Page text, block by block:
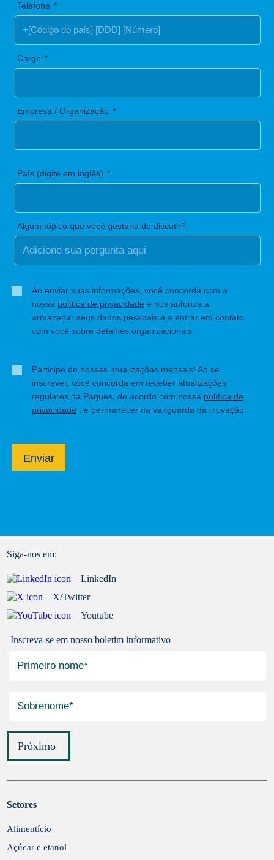
Telefone
Cargo
Empresa / Organização
País (digite em inglês)
Algum tópico que você gostaria de discutir?
Ao enviar suas informações, você concorda com a
nossa política de privacidade e nos autoriza a
armazenar seus dados pessoais e a entrar em contato
com você sobre detalhes organizacionais.
Participe de nossas atualizações mensais! Ao se
inscrever, você concorda em receber atualizações
regulares da Paques, de acordo com nossa política de
privacidade , e permanecer na vanguarda da inovação.
Enviar
Inscreva-se em nosso boletim informativo
Próximo
Enviar
Siga-nos em:
LinkedIn
X/Twitter
Youtube
Setores
Alimentício
Açúcar e etanol